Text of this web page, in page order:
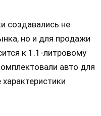
создавались не
но и для продажи
к 1.1-литровому
авто для